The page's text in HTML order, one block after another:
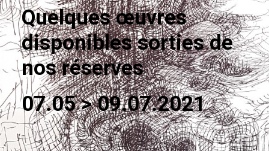
Quelques œuvres
disponibles sorties de
nos réserves
07.05 > 09.07.2021